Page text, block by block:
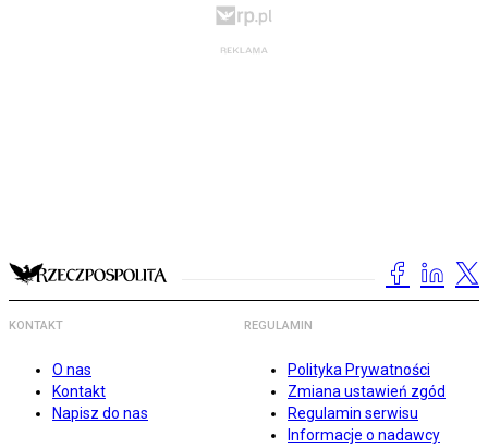
KONTAKT
O nas
Kontakt
Napisz do nas
REGULAMIN
Polityka Prywatności
Zmiana ustawień zgód
Regulamin serwisu
Informacje o nadawcy